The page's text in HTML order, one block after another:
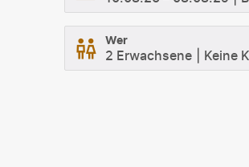
Wer
2 Erwachsene Keine